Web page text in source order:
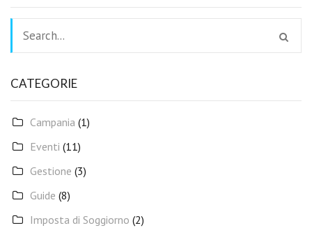
CATEGORIE
Campania (1)
Eventi (11)
Gestione (3)
Guide (8)
Imposta di Soggiorno (2)